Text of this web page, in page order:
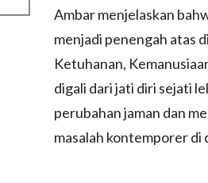
Ambar menjelaskan
menjadi penengah atas
Ketuhanan,
digali dari jati diri sejati
perubahan jaman dan
masalah kontemporer di